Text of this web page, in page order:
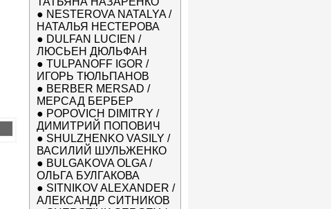
● NESTEROVA NATALYA /
НАТАЛЬЯ НЕСТЕРОВА
● DULFAN LUCIEN /
ЛЮСЬЕН ДЮЛЬФАН
● TULPANOFF IGOR /
ИГОРЬ ТЮЛЬПАНОВ
● BERBER MERSAD /
МЕРСАД БЕРБЕР
● POPOVICH DIMITRY /
ДИМИТРИЙ ПОПОВИЧ
● SHULZHENKO VASILY /
ВАСИЛИЙ ШУЛЬЖЕНКО
● BULGAKOVA OLGA /
ОЛЬГА БУЛГАКОВА
● SITNIKOV ALEXANDER /
АЛЕКСАНДР СИТНИКОВ